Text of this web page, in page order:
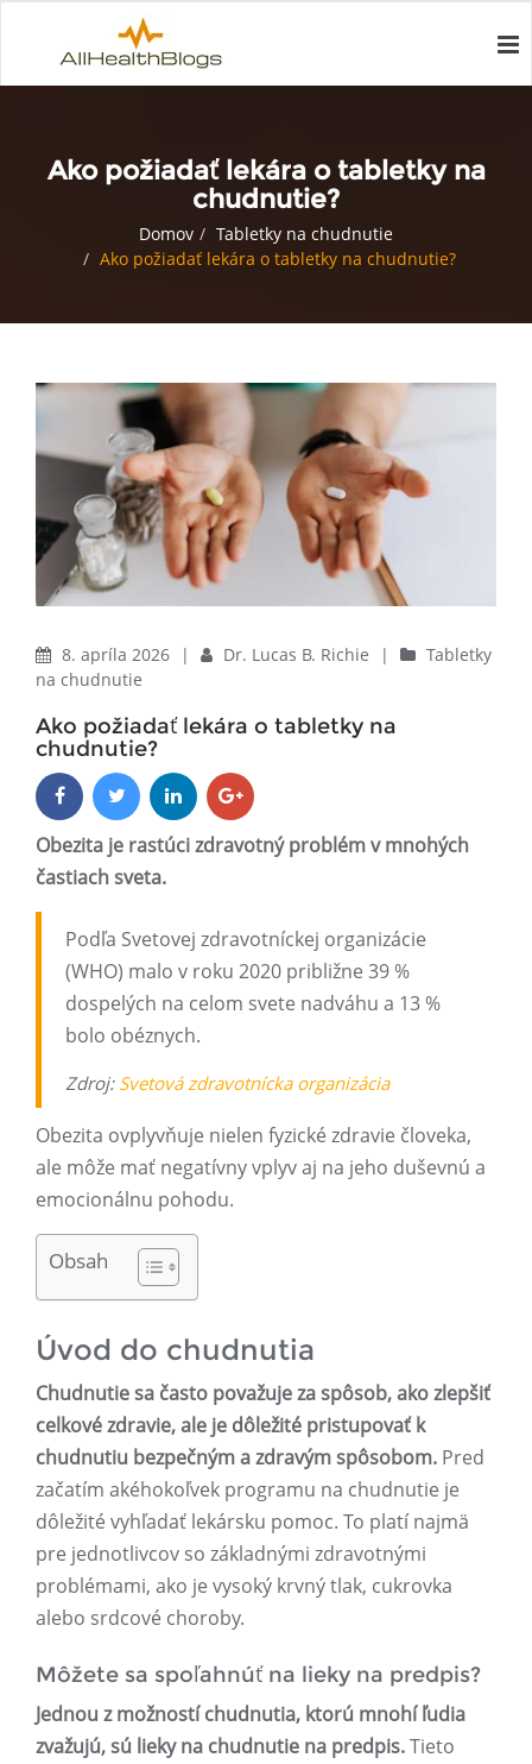
Ako požiadať lekára o tabletky na
chudnutie?
Domov
Tabletky na chudnutie
Ako požiadať lekára o tabletky na chudnutie?
8. apríla 2026 | Dr. Lucas B. Richie |
Tabletky
na chudnutie
Ako požiadať lekára o tabletky na
chudnutie?
Obezita je rastúci zdravotný problém v mnohých
častiach sveta.
Podľa Svetovej zdravotníckej organizácie
(WHO) malo v roku 2020 približne 39 %
dospelých na celom svete nadváhu a 13 %
bolo obéznych.
Zdroj: Svetová zdravotnícka organizácia
Obezita ovplyvňuje nielen fyzické zdravie človeka,
ale môže mať negatívny vplyv aj na jeho duševnú a
emocionálnu pohodu.
Obsah
Úvod do chudnutia
Chudnutie sa často považuje za spôsob, ako zlepšiť
celkové zdravie, ale je dôležité pristupovať k
chudnutiu bezpečným a zdravým spôsobom. Pred
začatím akéhokoľvek programu na chudnutie je
dôležité vyhľadať lekársku pomoc. To platí najmä
pre jednotlivcov so základnými zdravotnými
problémami, ako je vysoký krvný tlak, cukrovka
alebo srdcové choroby.
Môžete sa spoľahnúť na lieky na predpis?
Jednou z možností chudnutia, ktorú mnohí ľudia
zvažujú, sú lieky na chudnutie na predpis.Tieto